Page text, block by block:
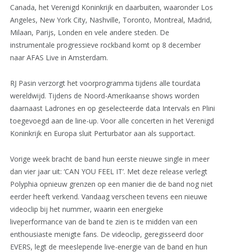
Canada, het Verenigd Koninkrijk en daarbuiten, waaronder Los
Angeles, New York City, Nashville, Toronto, Montreal, Madrid,
Milaan, Parijs, Londen en vele andere steden. De
instrumentale progressieve rockband komt op 8 december
naar AFAS Live in Amsterdam.
RJ Pasin verzorgt het voorprogramma tijdens alle tourdata
wereldwijd. Tijdens de Noord-Amerikaanse shows worden
daarnaast Ladrones en op geselecteerde data Intervals en Plini
toegevoegd aan de line-up. Voor alle concerten in het Verenigd
Koninkrijk en Europa sluit Perturbator aan als supportact.
Vorige week bracht de band hun eerste nieuwe single in meer
dan vier jaar uit: ‘CAN YOU FEEL IT’. Met deze release verlegt
Polyphia opnieuw grenzen op een manier die de band nog niet
eerder heeft verkend. Vandaag verscheen tevens een nieuwe
videoclip bij het nummer, waarin een energieke
liveperformance van de band te zien is te midden van een
enthousiaste menigte fans. De videoclip, geregisseerd door
EVERS, legt de meeslepende live-energie van de band en hun